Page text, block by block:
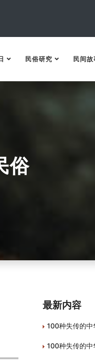
民俗研究 民间故
俗
最新内容
100种失传的中
100种失传的中